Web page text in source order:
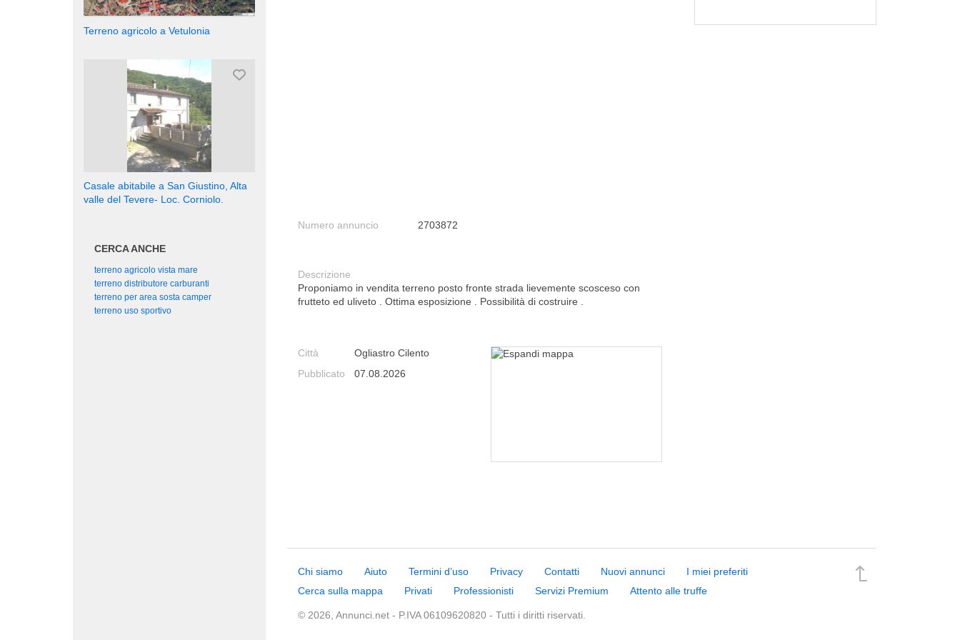
Numero annuncio 2703872
Descrizione
Proponiamo in vendita terreno posto fronte strada lievemente scosceso con
frutteto ed uliveto . Ottima esposizione . Possibilità di costruire .
Città
Ogliastro Cilento
Pubblicato
07.08.2026
Terreno agricolo a Vetulonia
Casale abitabile a San Giustino, Alta
valle del Tevere- Loc. Corniolo.
CERCA ANCHE
terreno agricolo vista mare
terreno distributore carburanti
terreno per area sosta camper
terreno uso sportivo
Chi siamo Aiuto Termini d’uso Privacy Contatti Nuovi annunci
I miei preferiti
Cerca sulla mappa
Privati Professionisti Servizi Premium Attento alle truffe
© 2026, Annunci.net - P.IVA 06109620820 - Tutti i diritti riservati.